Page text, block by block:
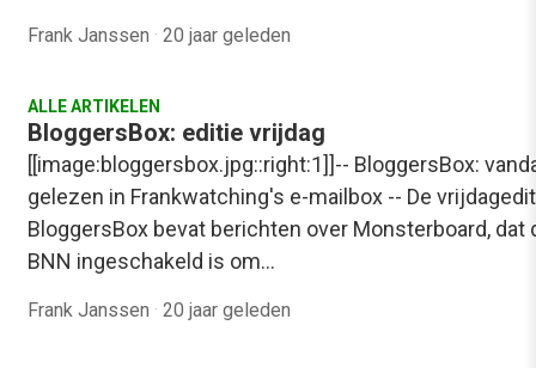
Frank Janssen · 20 jaar geleden
ALLE ARTIKELEN
BloggersBox: editie vrijdag
[[image:bloggersbox.jpg::right:1]]-- BloggersBox:
gelezen in Frankwatching's e-mailbox -- De
BloggersBox bevat berichten over Monsterboard, dat
BNN ingeschakeld is om…
Frank Janssen · 20 jaar geleden